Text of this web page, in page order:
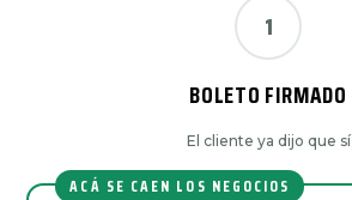
1
BOLETO FIRMADO
El cliente ya dijo que sí
ACÁ SE CAEN LOS NEGOCIOS